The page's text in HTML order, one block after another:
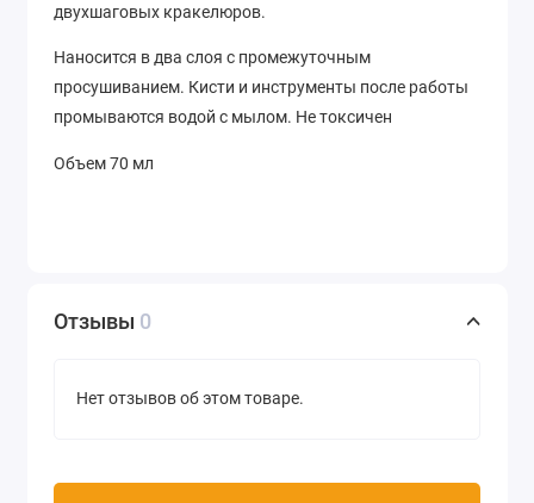
двухшаговых кракелюров.
Наносится в два слоя с промежуточным
просушиванием. Кисти и инструменты после работы
промываются водой с мылом. Не токсичен
Объем 70 мл
Отзывы 0
Нет отзывов об этом товаре.